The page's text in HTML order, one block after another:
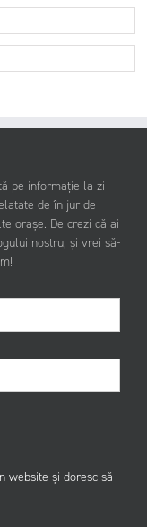
pe informație la zi
de în jur de
orașe. De crezi că ai
nostru, și vrei să-
website și doresc să